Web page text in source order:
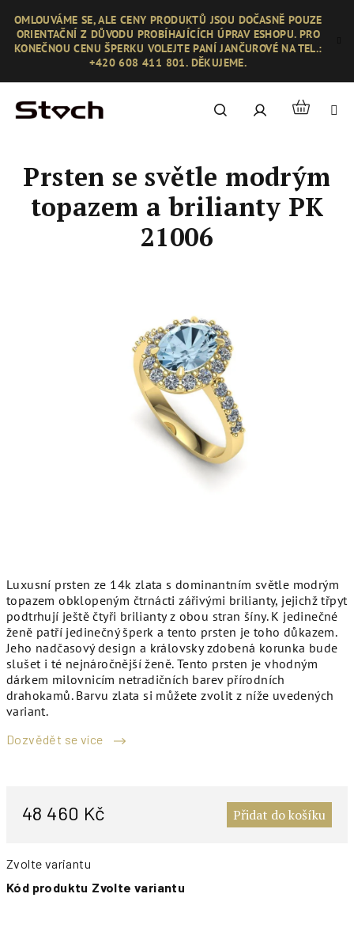
obsah
OMLOUVÁME SE, ALE CENY PRODUKTŮ JSOU DOČASNĚ POUZE
ORIENTAČNÍ Z DŮVODU PROBÍHAJÍCÍCH ÚPRAV ESHOPU. PRO
KONEČNOU CENU ŠPERKU VOLEJTE PANÍ JANČUROVÉ NA TEL.:
+420 608 411 801. DĚKUJEME.
Hledat PřihlášeníNákupní
Luxusní prsten ze 14k zlata s dominantním světle modrým
topazem obklopeným čtrnácti zářivými brilianty, jejichž třpyt
podtrhují ještě čtyři brilianty z obou stran šíny. K jedinečné
ženě patří jedinečný šperk a tento prsten je toho důkazem.
Jeho nadčasový design a královsky zdobená korunka bude
slušet i té nejnáročnější ženě. Tento prsten je vhodným
dárkem milovnicím netradičních barev přírodních
drahokamů. Barvu zlata si můžete zvolit z níže uvedených
variant.
Dozvědět se více
48 460 Kč Přidat do košíku
Zvolte variantu
Kód produktu Zvolte variantu
Prsten se světle modrým
topazem a brilianty PK
21006